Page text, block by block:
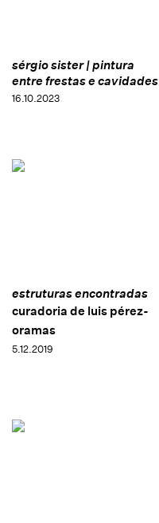
sérgio sister | pintura
entre frestas e cavidades
16.10.2023
estruturas encontradas
curadoria de luis pérez-
oramas
5.12.2019